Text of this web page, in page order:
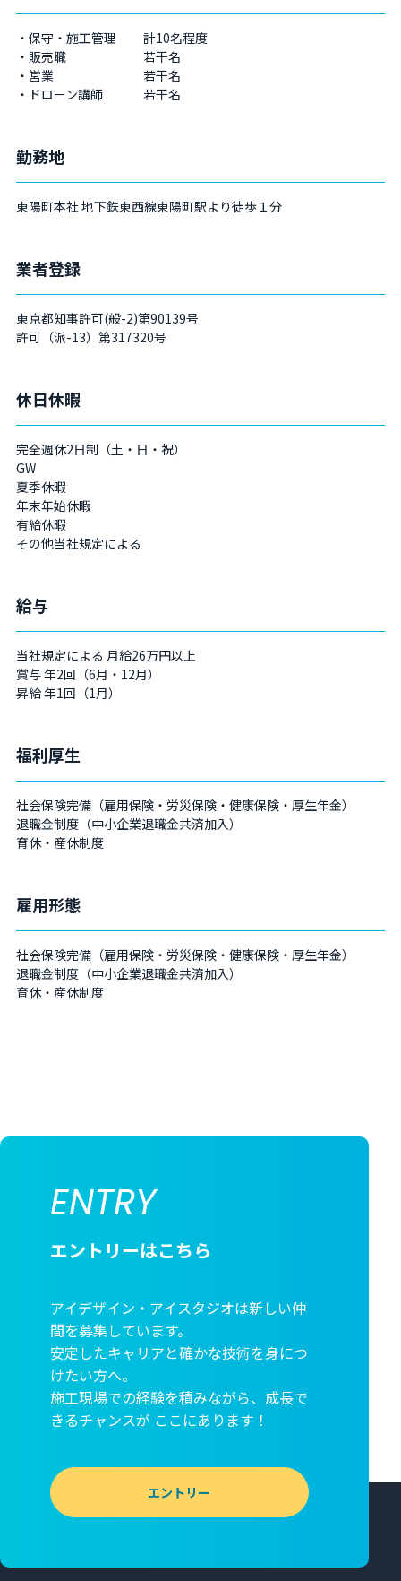
保守・施工管理
計10名程度
販売職
若干名
営業
若干名
ドローン講師
若干名
勤務地
東陽町本社 地下鉄東西線東陽町駅より徒歩１分
業者登録
東京都知事許可(般-2)第90139号
許可（派-13）第317320号
休日休暇
完全週休2日制（土・日・祝）
GW
夏季休暇
年末年始休暇
有給休暇
その他当社規定による
給与
当社規定による 月給26万円以上
賞与 年2回（6月・12月）
昇給 年1回（1月）
福利厚生
社会保険完備（雇用保険・労災保険・健康保険・厚生年金）
退職金制度（中小企業退職金共済加入）
育休・産休制度
雇用形態
社会保険完備（雇用保険・労災保険・健康保険・厚生年金）
退職金制度（中小企業退職金共済加入）
育休・産休制度
ENTRY
エントリーはこちら
アイデザイン・アイスタジオは新しい仲
間を募集しています。
安定したキャリアと確かな技術を身につ
けたい方へ。
施工現場での経験を積みながら、成長で
きるチャンスが ここにあります！
エントリー